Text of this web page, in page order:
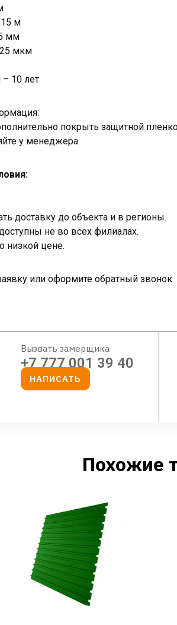
м
мм
мкм
– 10 лет
покрыть защитной
у менеджера.
доставку до объекта и в регионы.
не во всех филиалах.
низкой цене.
или оформите обратный
Вызвать замерщика
+7 777 001 39 40
НАПИСАТЬ
Похожие